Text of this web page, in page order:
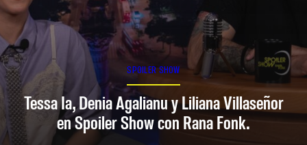
SPOILER SHOW
Tessa Ia, Denia Agalianu y Liliana Villaseñor
en Spoiler Show con Rana Fonk.